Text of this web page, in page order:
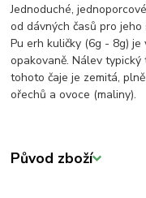
Jednoduché,
od dávných časů pro
Pu erh kuličky (6g - 8g)
opakovaně. Nálev typický
tohoto čaje je zemitá,
ořechů a ovoce (maliny).
Původ zboží